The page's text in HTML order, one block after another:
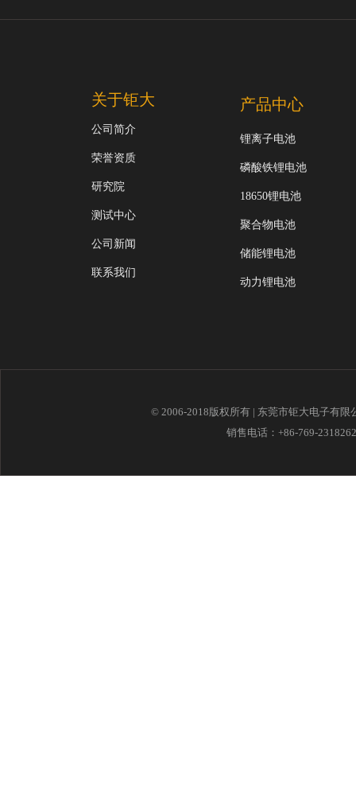
关于钜大
公司简介
荣誉资质
研究院
测试中心
公司新闻
联系我们
产品中心
锂离子电池
磷酸铁锂电池
18650锂电池
聚合物电池
储能锂电池
动力锂电池
© 2006-2018版权所有 | 东莞市钜大电子有
销售电话：+86-769-